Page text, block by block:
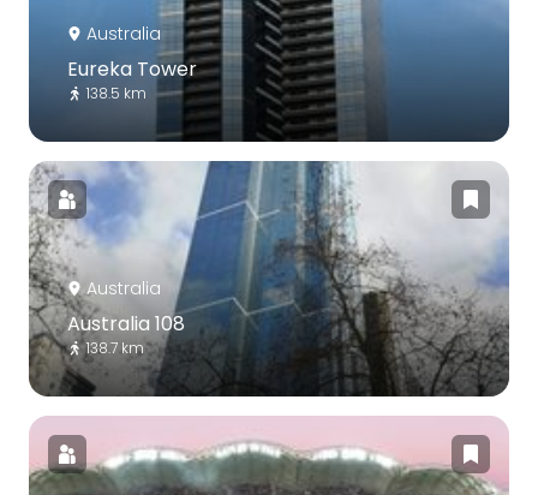
Australia
Eureka Tower
138.5 km
Australia
Australia 108
138.7 km